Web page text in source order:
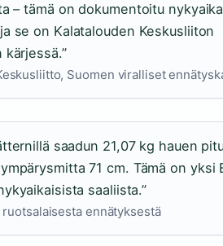
– tämä on dokumentoitu
se on Kalatalouden Keskusliiton
Suomen viralliset
saadun 21,07 kg hauen
71 cm. Tämä on yksi
saaliista.”
ennätyksestä